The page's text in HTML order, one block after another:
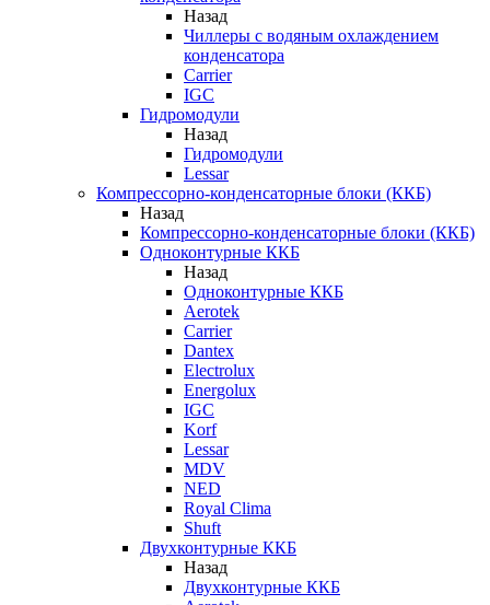
Назад
Чиллеры с водяным охлаждением
конденсатора
Carrier
IGC
Гидромодули
Назад
Гидромодули
Lessar
Компрессорно-конденсаторные блоки (ККБ)
Назад
Компрессорно-конденсаторные блоки (ККБ)
Одноконтурные ККБ
Назад
Одноконтурные ККБ
Aerotek
Carrier
Dantex
Electrolux
Energolux
IGC
Korf
Lessar
MDV
NED
Royal Clima
Shuft
Двухконтурные ККБ
Назад
Двухконтурные ККБ